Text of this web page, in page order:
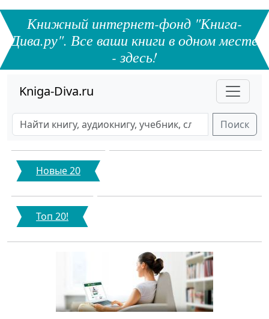
Книжный интернет-фонд "Книга-
Дива.ру". Все ваши книги в одном месте
- здесь!
Kniga-Diva.ru
Поиск
Новые 20
Топ 20!